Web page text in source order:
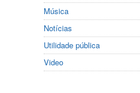
Música
Notícias
Utilidade pública
Video